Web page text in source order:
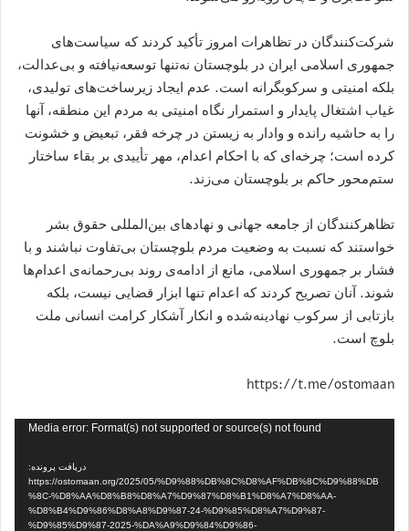
شرکت‌کنندگان در تظاهرات امروز تأکید کردند که سیاست‌های
جمهوری اسلامی ایران در بلوچستان نه‌تنها توسعه‌نیافته و بی‌عدالت،
بلکه امنیتی و سرکوبگرانه است. عدم ایجاد زیرساخت‌های تولیدی،
غیاب اشتغال پایدار و استمرار نگاه امنیتی به مردم این منطقه، آنها
را به حاشیه رانده و وادار به زیستن در چرخه فقر، تبعیض و خشونت
کرده است؛ چرخه‌ای که با احکام اعدام، مهر تأییدی بر بقاء ساختار
ستم‌محور حاکم بر بلوچستان می‌زند.
تظاهرکنندگان از جامعه جهانی و نهادهای بین‌المللی حقوق بشر
خواستند که نسبت به وضعیت مردم بلوچستان بی‌تفاوت نباشند و با
فشار بر جمهوری اسلامی، مانع از ادامه‌ی روند بی‌رحمانه‌ی اعدام‌ها
شوند. آنان تصریح کردند که اعدام تنها ابزار قضایی نیست، بلکه
بازتابی از سرکوب نهادینه‌شده و انکار آشکار کرامت انسانی ملت
بلوچ است.
https://t.me/ostomaan
Media error: Format(s) not supported or source(s) not found
دریافت پرونده:
https://ostomaan.org/2025/05/%D9%88%DB%8C%D8%AF%DB%8C%D9%88%DB
%8C-%D8%AA%D8%B8%D8%A7%D9%87%D8%B1%D8%A7%D8%AA-
%D8%B4%D9%86%D8%A8%D9%87-24-%D9%85%D8%A7%D9%87-
%D9%85%D9%87-2025-%DA%A9%D9%84%D9%86-